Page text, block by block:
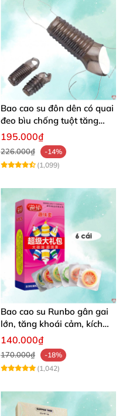
Bao cao su đôn dên có quai
đeo bìu chống tuột tăng
size
195.000₫
226.000₫
-14%
(1,099)
Bao cao su Runbo gân gai
lớn, tăng khoái cảm, kích
thích âm đạo
140.000₫
170.000₫
-18%
(1,042)